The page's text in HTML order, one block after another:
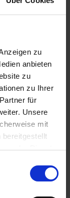
zu
anbieten
zu
zu Ihrer
für
Unsere
mit
bereitgestellt
der Dienste